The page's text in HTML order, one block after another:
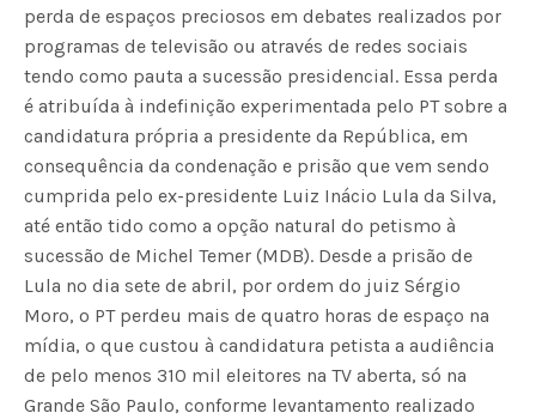
perda de espaços preciosos em debates realizados por
programas de televisão ou através de redes sociais
tendo como pauta a sucessão presidencial. Essa perda
é atribuída à indefinição experimentada pelo PT sobre a
candidatura própria a presidente da República, em
consequência da condenação e prisão que vem sendo
cumprida pelo ex-presidente Luiz Inácio Lula da Silva,
até então tido como a opção natural do petismo à
sucessão de Michel Temer (MDB). Desde a prisão de
Lula no dia sete de abril, por ordem do juiz Sérgio
Moro, o PT perdeu mais de quatro horas de espaço na
mídia, o que custou à candidatura petista a audiência
de pelo menos 310 mil eleitores na TV aberta, só na
Grande São Paulo, conforme levantamento realizado